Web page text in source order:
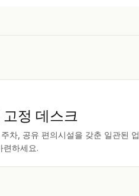
정 데스크
차, 공유 편의시설을 갖춘 일관된 업
련하세요.